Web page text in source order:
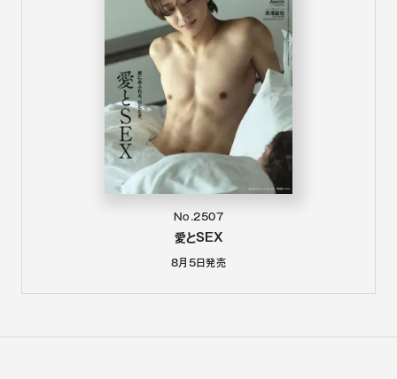
No.2507
愛とSEX
8月5日発売